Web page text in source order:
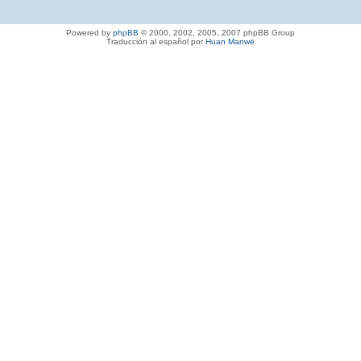
Powered by phpBB © 2000, 2002, 2005, 2007 phpBB Group
Traducción al español porHuan Manwë